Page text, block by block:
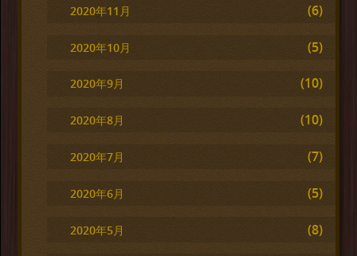
2020年11月 (6)
2020年10月 (5)
2020年9月 (10)
2020年8月 (10)
2020年7月 (7)
2020年6月 (5)
2020年5月 (8)